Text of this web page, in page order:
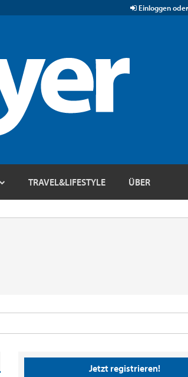
Einloggen
TRAVEL&LIFESTYLE ÜBER
Jetzt registrieren!